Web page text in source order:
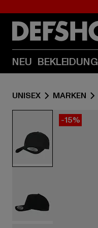
NEU BEKLEIDUNG
UNISEX MARKEN
-15%